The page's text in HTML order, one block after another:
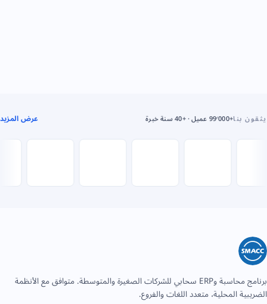
يثقون بنا+99٬000 عميل · +40 سنة خبرة عرض المزيد
برنامج محاسبة وERP سحابي للشركات الصغيرة والمتوسطة. متوافق مع الأنظمة
الضريبية المحلية، متعدد اللغات والفروع.